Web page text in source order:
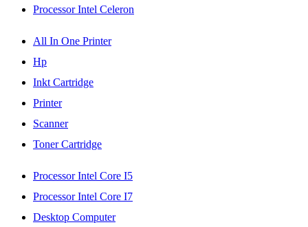
Processor Intel Celeron
All In One Printer
Hp
Inkt Cartridge
Printer
Scanner
Toner Cartridge
Processor Intel Core I5
Processor Intel Core I7
Desktop Computer